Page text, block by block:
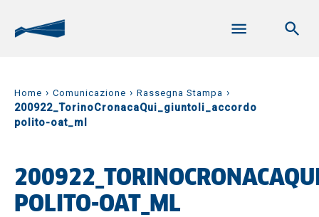
Home › Comunicazione › Rassegna Stampa ›
200922_TorinoCronacaQui_giuntoli_accordo
polito-oat_ml
POLITO-OAT_ML